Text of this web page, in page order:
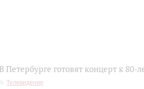
В Петербурге готовят концерт к
Телевидение